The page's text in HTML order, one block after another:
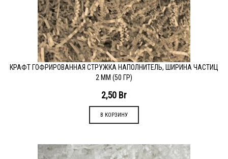
КРАФТ ГОФРИРОВАННАЯ СТРУЖКА НАПОЛНИТЕЛЬ, ШИРИНА ЧАСТИЦ
2 ММ (50 ГР)
2,50 Br
В КОРЗИНУ